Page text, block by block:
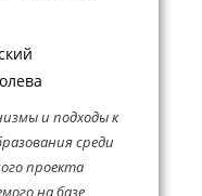
и подходы к
среди
проекта
на базе